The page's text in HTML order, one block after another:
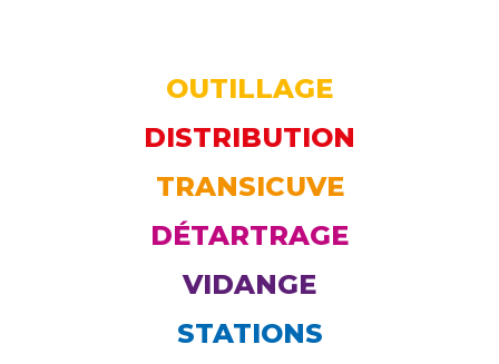
OUTILLAGE
DISTRIBUTION
TRANSICUVE
DÉTARTRAGE
VIDANGE
STATIONS